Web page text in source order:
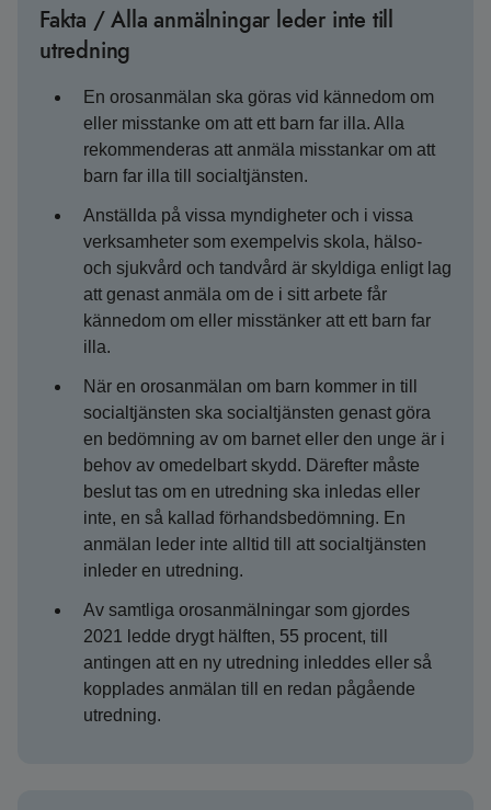
Fakta / Alla anmälningar leder inte till
utredning
En orosanmälan ska göras vid kännedom om
eller misstanke om att ett barn far illa. Alla
rekommenderas att anmäla misstankar om att
barn far illa till socialtjänsten.
Anställda på vissa myndigheter och i vissa
verksamheter som exempelvis skola, hälso-
och sjukvård och tandvård är skyldiga enligt lag
att genast anmäla om de i sitt arbete får
kännedom om eller misstänker att ett barn far
illa.
När en orosanmälan om barn kommer in till
socialtjänsten ska socialtjänsten genast göra
en bedömning av om barnet eller den unge är i
behov av omedelbart skydd. Därefter måste
beslut tas om en utredning ska inledas eller
inte, en så kallad förhandsbedömning. En
anmälan leder inte alltid till att socialtjänsten
inleder en utredning.
Av samtliga orosanmälningar som gjordes
2021 ledde drygt hälften, 55 procent, till
antingen att en ny utredning inleddes eller så
kopplades anmälan till en redan pågående
utredning.